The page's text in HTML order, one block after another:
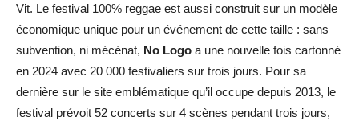
Vit. Le festival 100% reggae est aussi construit sur un modèle
économique unique pour un événement de cette taille : sans
subvention, ni mécénat, No Logo a une nouvelle fois cartonné
en 2024 avec 20 000 festivaliers sur trois jours. Pour sa
dernière sur le site emblématique qu’il occupe depuis 2013, le
festival prévoit 52 concerts sur 4 scènes pendant trois jours,